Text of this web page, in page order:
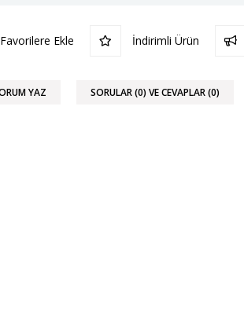
Favorilere Ekle İndirimli Ürün
YAZ SORULAR (0) VE CEVAPLAR (0)